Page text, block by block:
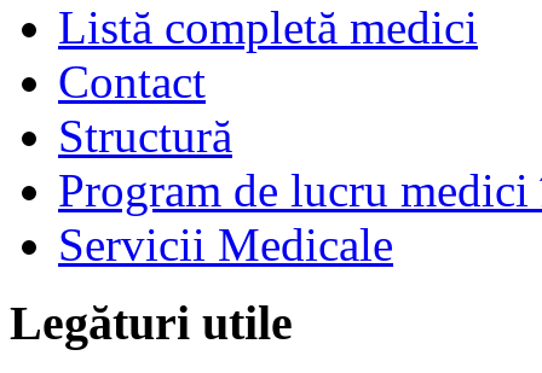
Listă completă medici
Contact
Structură
Program de lucru
Servicii Medicale
Legături utile